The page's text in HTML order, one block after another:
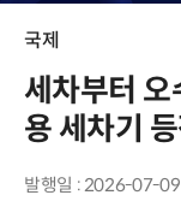
국제
세차부터
용 세차기
발행일 : 2026-07-